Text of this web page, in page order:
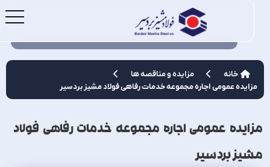
خانه
مزایده و مناقصه ها
مزایده عمومی اجاره مجموعه خدمات رفاهی فولاد مشيز بردسير
عمومی اجاره مجموعه خدمات رفاهی فولاد
بردسير